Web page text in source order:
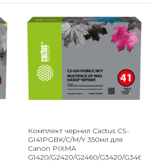
Комплект чернил Cactus CS-
GI41PGBK/C/M/Y 350мл для
Canon PIXMA
G1420/G2420/G2460/G3420/G3460